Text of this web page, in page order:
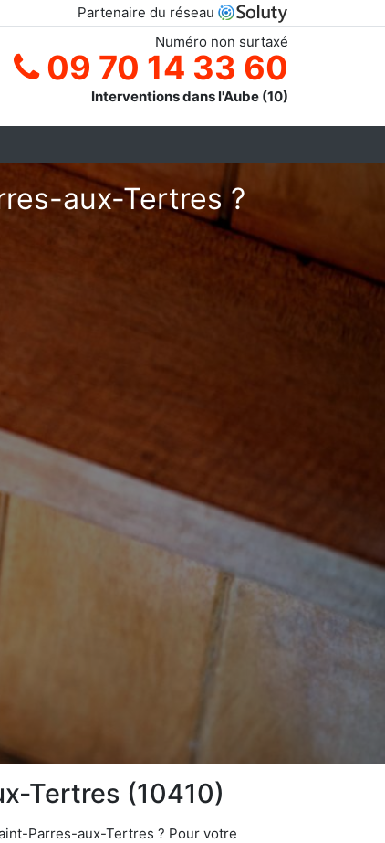
Partenaire du réseau
Numéro non surtaxé
09 70 14 33 60
Interventions dans l'Aube (10)
aux-Tertres ?
Tertres (10410)
Parres-aux-Tertres ? Pour votre